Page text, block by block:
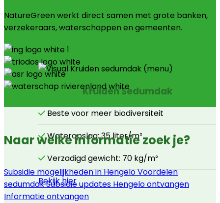
Kruiden Sedumdak
Beste voor meer biodiversiteit
Wateropslag: 35 liter/m²
Verzadigd gewicht: 70 kg/m²
Bekijk hier
NatureGreen werkt direct samen met grote banken,
verzekeraars, waterschappen en gemeenten.
Naar welke informatie zoek je?
Subsidie mogelijkheden in HengeloVoordelen
sedumdakSubsidie updates Hengelo ontvangen
Informatie ontvangen